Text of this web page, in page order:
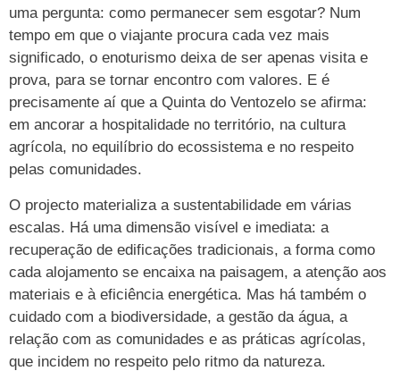
uma pergunta: como permanecer sem esgotar? Num
tempo em que o viajante procura cada vez mais
significado, o enoturismo deixa de ser apenas visita e
prova, para se tornar encontro com valores. E é
precisamente aí que a Quinta do Ventozelo se afirma:
em ancorar a hospitalidade no território, na cultura
agrícola, no equilíbrio do ecossistema e no respeito
pelas comunidades.
O projecto materializa a sustentabilidade em várias
escalas. Há uma dimensão visível e imediata: a
recuperação de edificações tradicionais, a forma como
cada alojamento se encaixa na paisagem, a atenção aos
materiais e à eficiência energética. Mas há também o
cuidado com a biodiversidade, a gestão da água, a
relação com as comunidades e as práticas agrícolas,
que incidem no respeito pelo ritmo da natureza.